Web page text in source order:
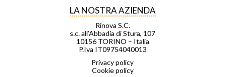
LA NOSTRA AZIENDA
Rinova S.C.
s.c. all’Abbadia di Stura, 107
10156 TORINO – Italia
P.Iva IT09754040013
Privacy policy
Cookie policy